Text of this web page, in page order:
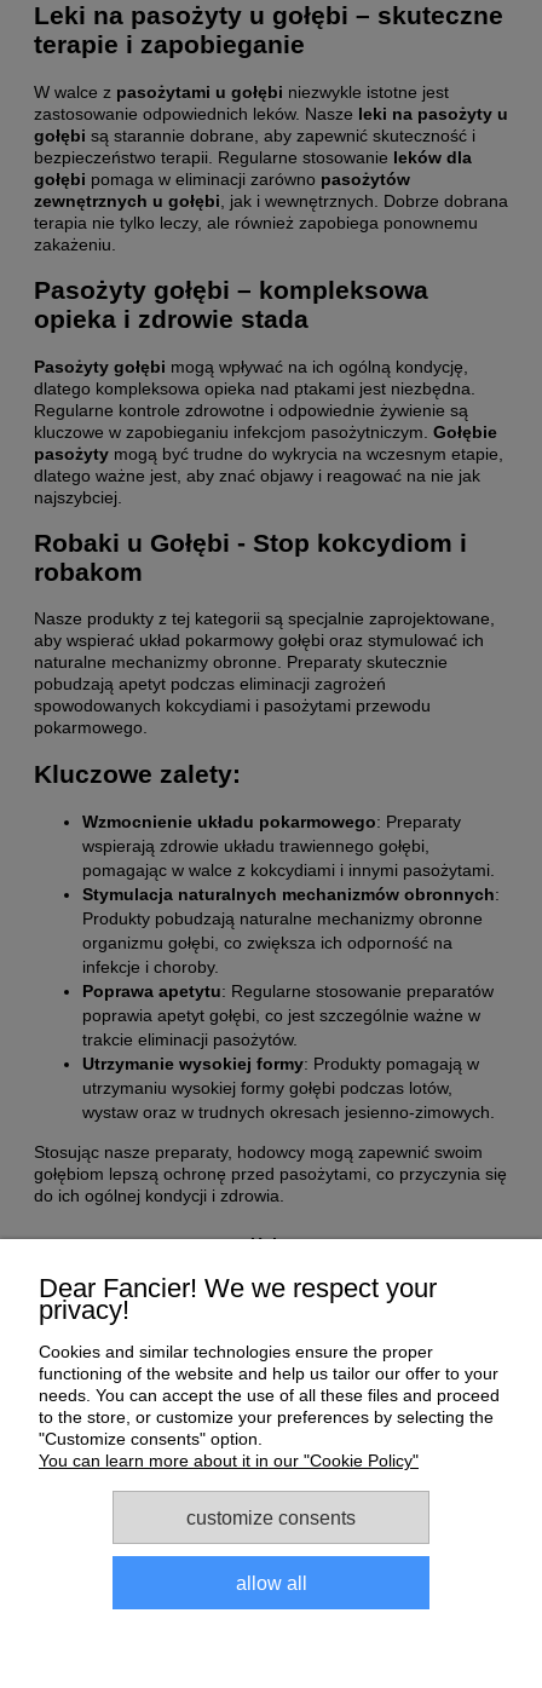
Leki na pasożyty u gołębi – skuteczne
terapie i zapobieganie
W walce z pasożytami u gołębi niezwykle istotne jest
zastosowanie odpowiednich leków. Nasze leki na pasożyty u
gołębi są starannie dobrane, aby zapewnić skuteczność i
bezpieczeństwo terapii. Regularne stosowanie leków dla
gołębi pomaga w eliminacji zarówno pasożytów
zewnętrznych u gołębi , jak i wewnętrznych. Dobrze dobrana
terapia nie tylko leczy, ale również zapobiega ponownemu
zakażeniu.
Pasożyty gołębi – kompleksowa
opieka i zdrowie stada
Pasożyty gołębi mogą wpływać na ich ogólną kondycję,
dlatego kompleksowa opieka nad ptakami jest niezbędna.
Regularne kontrole zdrowotne i odpowiednie żywienie są
kluczowe w zapobieganiu infekcjom pasożytniczym. Gołębie
pasożyty mogą być trudne do wykrycia na wczesnym etapie,
dlatego ważne jest, aby znać objawy i reagować na nie jak
najszybciej.
Robaki u Gołębi - Stop kokcydiom i
robakom
Nasze produkty z tej kategorii są specjalnie zaprojektowane,
aby wspierać układ pokarmowy gołębi oraz stymulować ich
naturalne mechanizmy obronne. Preparaty skutecznie
pobudzają apetyt podczas eliminacji zagrożeń
spowodowanych kokcydiami i pasożytami przewodu
pokarmowego.
Kluczowe zalety:
Wzmocnienie układu pokarmowego: Preparaty
wspierają zdrowie układu trawiennego gołębi,
pomagając w walce z kokcydiami i innymi pasożytami.
Stymulacja naturalnych mechanizmów obronnych:
Produkty pobudzają naturalne mechanizmy obronne
organizmu gołębi, co zwiększa ich odporność na
infekcje i choroby.
Poprawa apetytu: Regularne stosowanie preparatów
poprawia apetyt gołębi, co jest szczególnie ważne w
trakcie eliminacji pasożytów.
Utrzymanie wysokiej formy: Produkty pomagają w
utrzymaniu wysokiej formy gołębi podczas lotów,
wystaw oraz w trudnych okresach jesienno-zimowych.
Stosując nasze preparaty, hodowcy mogą zapewnić swoim
gołębiom lepszą ochronę przed pasożytami, co przyczynia się
do ich ogólnej kondycji i zdrowia.
Help
Payment and delivery
About us
Informations
Sklep dla gołębi E-Golab.pl| NIP: 6492311073 | ul.
Zagórczańska 15, 42-450 Niegowonice, woj. śląskie | telefon:
Dear Fancier! We we respect your
privacy!
Cookies and similar technologies ensure the proper
functioning of the website and help us tailor our offer to your
needs. You can accept the use of all these files and proceed
to the store, or customize your preferences by selecting the
"Customize consents" option.
You can learn more about it in our "Cookie Policy"
customize consents
allow all